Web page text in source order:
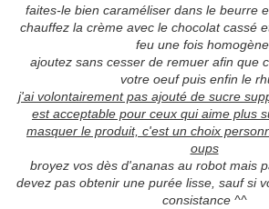
faites-le bien caraméliser dans le beurre
chauffez la crème avec le chocolat cassé
feu une fois homogène,
ajoutez sans cesser de remuer afin que
votre oeuf puis enfin le
j'ai volontairement pas ajouté de sucre
est acceptable pour ceux qui aime plus
masquer le produit, c'est un choix
oups
broyez vos dès d'ananas au robot mais
devez pas obtenir une purée lisse, sauf si
consistance ^^